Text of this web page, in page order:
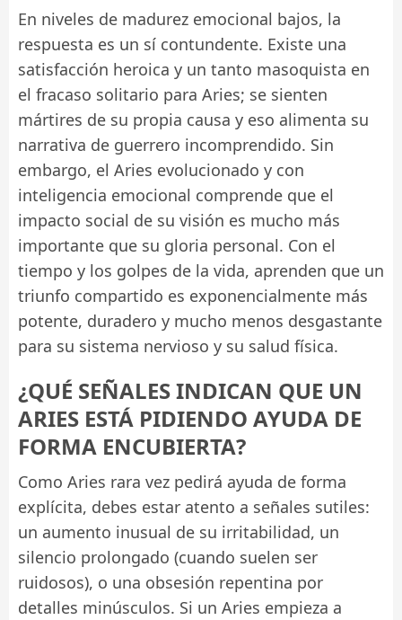
En niveles de madurez emocional bajos, la
respuesta es un sí contundente. Existe una
satisfacción heroica y un tanto masoquista en
el fracaso solitario para Aries; se sienten
mártires de su propia causa y eso alimenta su
narrativa de guerrero incomprendido. Sin
embargo, el Aries evolucionado y con
inteligencia emocional comprende que el
impacto social de su visión es mucho más
importante que su gloria personal. Con el
tiempo y los golpes de la vida, aprenden que un
triunfo compartido es exponencialmente más
potente, duradero y mucho menos desgastante
para su sistema nervioso y su salud física.
¿QUÉ SEÑALES INDICAN QUE UN
ARIES ESTÁ PIDIENDO AYUDA DE
FORMA ENCUBIERTA?
Como Aries rara vez pedirá ayuda de forma
explícita, debes estar atento a señales sutiles:
un aumento inusual de su irritabilidad, un
silencio prolongado (cuando suelen ser
ruidosos), o una obsesión repentina por
detalles minúsculos. Si un Aries empieza a